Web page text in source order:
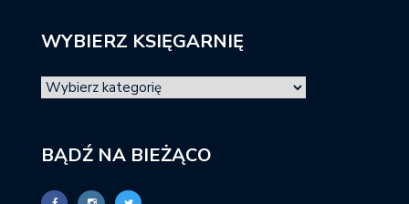
WYBIERZ KSIĘGARNIĘ
BĄDŹ NA BIEŻĄCO